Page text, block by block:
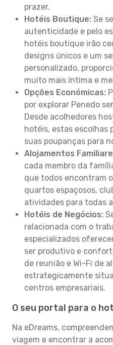
prazer.
Hotéis Boutique: Se
autenticidade e pelo
hotéis boutique irão
designs únicos e um
personalizado,
muito mais íntima e
Opções Económicas:
por explorar Penedo
Desde acolhedores
hotéis, estas escolhas
suas poupanças para
Alojamentos
cada membro da
que todos encontram
quartos espaçosos,
atividades para todas
Hotéis de Negócios:
relacionada com o
especializados
ser produtivo e
de reunião e Wi-Fi de
estrategicamente
centros empresariais.
O seu portal para o
Na eDreams,
viagem e encontrar a